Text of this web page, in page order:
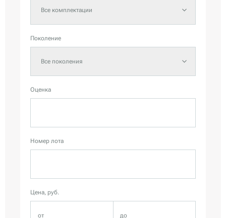
Все комплектации
Поколение
Все поколения
Оценка
Номер лота
Цена, руб.